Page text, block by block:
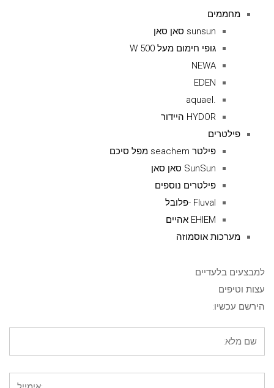
מחממים
sunsun סאן סאן
גופי חימום מעל 500 W
NEWA
EDEN
.aquael
HYDOR היידור
פילטרים
פילטר seachem מפל סיכם
SunSun סאן סאן
פילטרים נוספים
Fluval -פלובל
EHIEM אהיים
מערכות אוסמוזה
למבצעים בלעדיים
עצות וטיפים
הירשם עכשיו: